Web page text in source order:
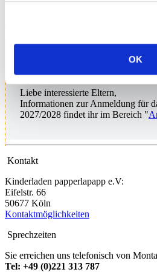
OK
Mitarbeitergenerationen aufbauen. Die
die ständige Weiterentwicklung
Liebe interessierte Eltern,
Informationen zur Anmeldung für
2027/2028 findet ihr im Bereich "
Kontakt
Kinderladen papperlapapp e.V:
Eifelstr. 66
50677 Köln
Kontaktmöglichkeiten
Sprechzeiten
Sie erreichen uns telefonisch von
Tel: +49 (0)221 313 787